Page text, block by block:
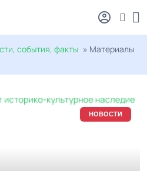
события, факты » Материалы
НОВОСТИ